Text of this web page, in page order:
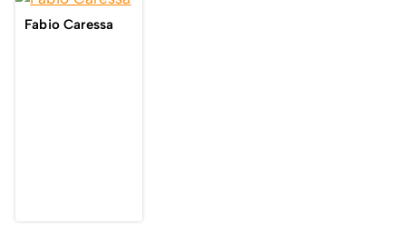
Fabio Caressa